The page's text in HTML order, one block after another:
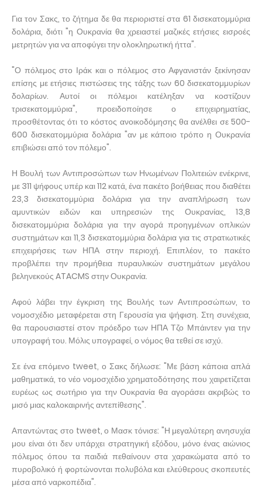
Για τον Σακς, το ζήτημα δε θα περιοριστεί στα 61 δισεκατομμύρια
δολάρια, διότι "η Ουκρανία θα χρειαστεί μαζικές ετήσιες εισροές
μετρητών για να αποφύγει την ολοκληρωτική ήττα".
"Ο πόλεμος στο Ιράκ και ο πόλεμος στο Αφγανιστάν ξεκίνησαν
επίσης με ετήσιες πιστώσεις της τάξης των 60 δισεκατομμυρίων
δολαρίων. Αυτοί οι πόλεμοι κατέληξαν να κοστίζουν
τρισεκατομμύρια", προειδοποίησε ο επιχειρηματίας,
προσθέτοντας ότι το κόστος ανοικοδόμησης θα ανέλθει σε 500-
600 δισεκατομμύρια δολάρια "αν με κάποιο τρόπο η Ουκρανία
επιβιώσει από τον πόλεμο".
Η Βουλή των Αντιπροσώπων των Ηνωμένων Πολιτειών ενέκρινε,
με 311 ψήφους υπέρ και 112 κατά, ένα πακέτο βοήθειας που διαθέτει
23,3 δισεκατομμύρια δολάρια για την αναπλήρωση των
αμυντικών ειδών και υπηρεσιών της Ουκρανίας, 13,8
δισεκατομμύρια δολάρια για την αγορά προηγμένων οπλικών
συστημάτων και 11,3 δισεκατομμύρια δολάρια για τις στρατιωτικές
επιχειρήσεις των ΗΠΑ στην περιοχή. Επιπλέον, το πακέτο
προβλέπει την προμήθεια πυραυλικών συστημάτων μεγάλου
βεληνεκούς ATACMS στην Ουκρανία.
Αφού λάβει την έγκριση της Βουλής των Αντιπροσώπων, το
νομοσχέδιο μεταφέρεται στη Γερουσία για ψήφιση. Στη συνέχεια,
θα παρουσιαστεί στον πρόεδρο των ΗΠΑ Τζο Μπάιντεν για την
υπογραφή του. Μόλις υπογραφεί, ο νόμος θα τεθεί σε ισχύ.
Σε ένα επόμενο tweet, ο Σακς δήλωσε: "Με βάση κάποια απλά
μαθηματικά, το νέο νομοσχέδιο χρηματοδότησης που χαιρετίζεται
ευρέως ως σωτήριο για την Ουκρανία θα αγοράσει ακριβώς το
μισό μιας καλοκαιρινής αντεπίθεσης".
Απαντώντας στο tweet, ο Μασκ τόνισε: "Η μεγαλύτερη ανησυχία
μου είναι ότι δεν υπάρχει στρατηγική εξόδου, μόνο ένας αιώνιος
πόλεμος όπου τα παιδιά πεθαίνουν στα χαρακώματα από το
πυροβολικό ή φορτώνονται πολυβόλα και ελεύθερους σκοπευτές
μέσα από ναρκοπέδια".